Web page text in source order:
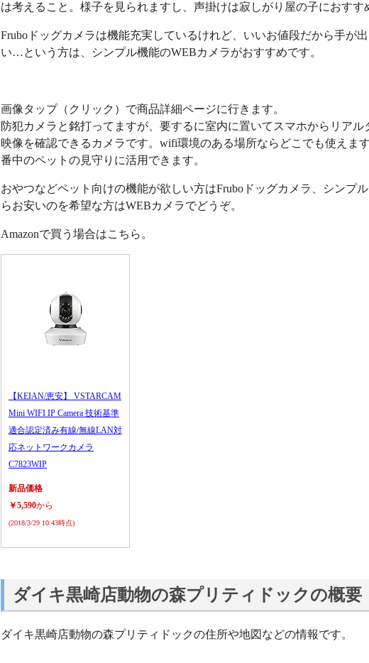
は考えること。様子を見られますし、声掛けは寂しがり屋の子におすす
Fruboドッグカメラは機能充実しているけれど、いいお値段だから手が
い…という方は、シンプル機能のWEBカメラがおすすめです。
画像タップ（クリック）で商品詳細ページに行きます。
防犯カメラと銘打ってますが、要するに室内に置いてスマホからリアル
映像を確認できるカメラです。wifi環境のある場所ならどこでも使えま
番中のペットの見守りに活用できます。
おやつなどペット向けの機能が欲しい方はFruboドッグカメラ、シンプ
らお安いのを希望な方はWEBカメラでどうぞ。
Amazonで買う場合はこちら。
【KEIAN/恵安】 VSTARCAM
Mini WIFI IP Camera 技術基準
適合認定済み有線/無線LAN対
応ネットワークカメラ
C7823WIP
新品価格
￥5,590から
(2018/3/29 10:43時点)
ダイキ黒崎店動物の森プリティドックの概要
ダイキ黒崎店動物の森プリティドックの住所や地図などの情報です。